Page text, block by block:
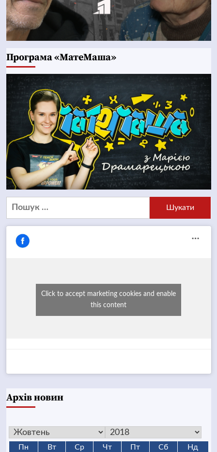
Програма «МатеМаша»
Пошук:
Click to accept marketing cookies and enable
this content
Архів новин
Пн Вт Ср Чт Пт Сб Нд